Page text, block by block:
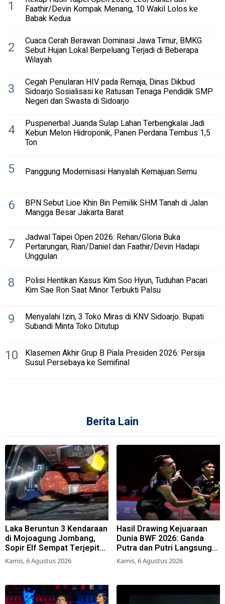
1 Faathir/Devin Kompak Menang, 10 Wakil Lolos ke
Babak Kedua
2 Cuaca Cerah Berawan Dominasi Jawa Timur, BMKG
Sebut Hujan Lokal Berpeluang Terjadi di Beberapa
Wilayah
3 Cegah Penularan HIV pada Remaja, Dinas Dikbud
Sidoarjo Sosialisasi ke Ratusan Tenaga Pendidik SMP
Negeri dan Swasta di Sidoarjo
4 Puspenerbal Juanda Sulap Lahan Terbengkalai Jadi
Kebun Melon Hidroponik, Panen Perdana Tembus 1,5
Ton
5 Panggung Modernisasi Hanyalah Kemajuan Semu
6 BPN Sebut Lioe Khin Bin Pemilik SHM Tanah di Jalan
Mangga Besar Jakarta Barat
7 Jadwal Taipei Open 2026: Rehan/Gloria Buka
Pertarungan, Rian/Daniel dan Faathir/Devin Hadapi
Unggulan
8 Polisi Hentikan Kasus Kim Soo Hyun, Tuduhan Pacari
Kim Sae Ron Saat Minor Terbukti Palsu
9 Menyalahi Izin, 3 Toko Miras di KNV Sidoarjo. Bupati
Subandi Minta Toko Ditutup
10 Klasemen Akhir Grup B Piala Presiden 2026: Persija
Susul Persebaya ke Semifinal
Berita Lain
Laka Beruntun 3 Kendaraan
di Mojoagung Jombang,
Sopir Elf Sempat Terjepit
Kemudi
Kamis, 6 Agustus 2026
Hasil Drawing Kejuaraan
Dunia BWF 2026: Ganda
Putra dan Putri Langsung
Lolos Babak Kedua, 6 Wakil
Bertarung dari Awal
Kamis, 6 Agustus 2026